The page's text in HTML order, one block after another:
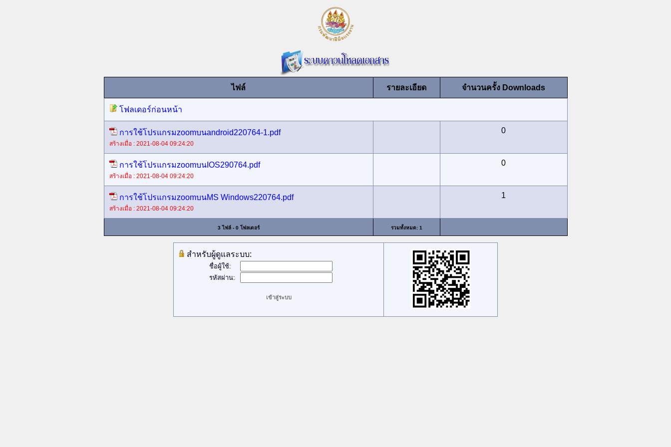
ไฟล์ รายละเอียด จำนวนครั้ง Downloads
โฟลเดอร์ก่อนหน้า
การใช้โปรแกรมzoomบนandroid220764-1.pdf
สร้างเมื่อ : 2021-08-04 09:24:20
0
การใช้โปรแกรมzoomบนIOS290764.pdf
สร้างเมื่อ : 2021-08-04 09:24:20
0
การใช้โปรแกรมzoomบนMS Windows220764.pdf
สร้างเมื่อ : 2021-08-04 09:24:20
1
3 ไฟล์ - 0 โฟลเดอร์ รวมทั้งหมด: 1
สำหรับผู้ดูแลระบบ:
ชื่อผู้ใช้:
รหัสผ่าน: